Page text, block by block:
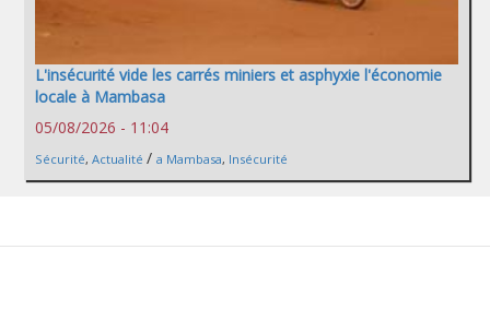
L'insécurité vide les carrés miniers et asphyxie l'économie
locale à Mambasa
05/08/2026 - 11:04
Sécurité, Actualité / a Mambasa, Insécurité